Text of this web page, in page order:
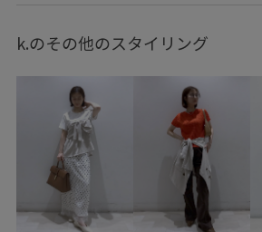
BVA36060 BVE36140 BVS16130
2WAYで使える
vis_26ss_summertops vis_br31
vis_okazakisae_may Wbag_pickup
こなれ感 インソール ウエストが
k.のその他のスタイリング